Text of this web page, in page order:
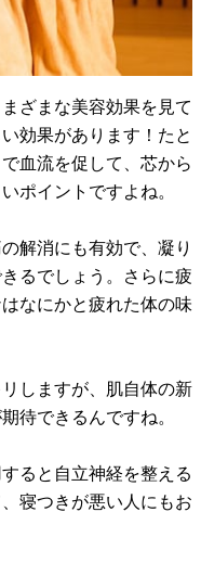
ざまな美容効果を見て
効果があります！たと
血流を促して、芯から
ポイントですよね。
解消にも有効で、凝り
るでしょう。さらに疲
なにかと疲れた体の味
しますが、肌自体の新
待できるんですね。
ると自立神経を整える
寝つきが悪い人にもお